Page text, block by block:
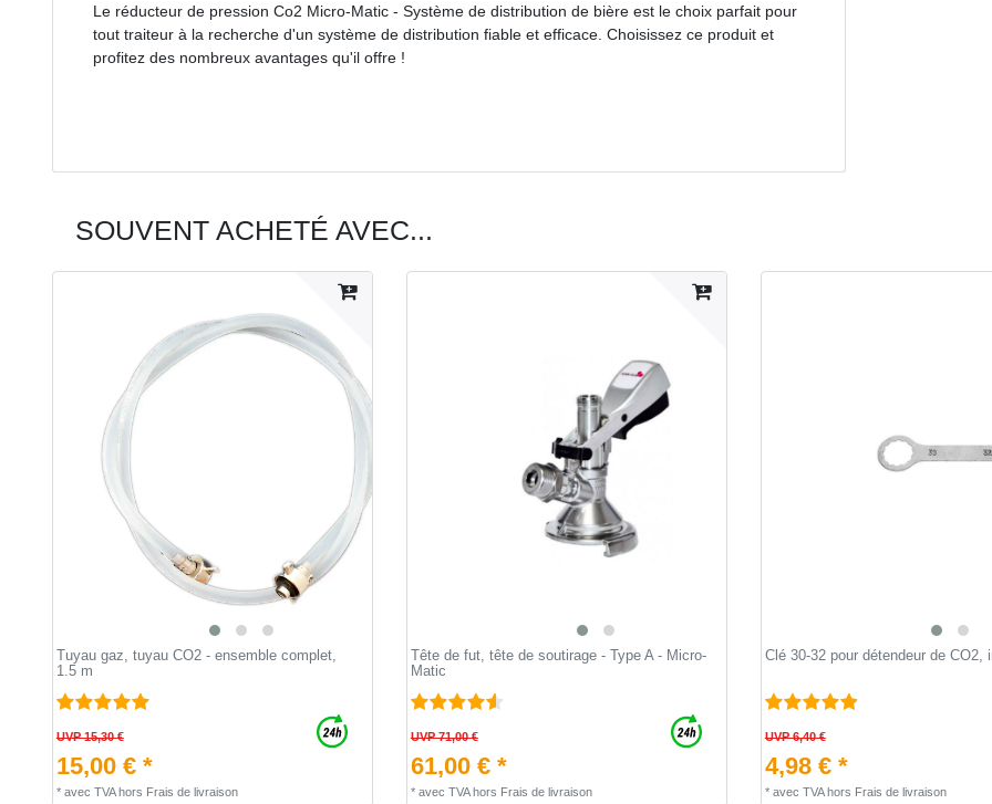
Le réducteur de pression Co2 Micro-Matic - Système de distribution de bière est le choix parfait pour
tout traiteur à la recherche d'un système de distribution fiable et efficace. Choisissez ce produit et
profitez des nombreux avantages qu'il offre !
SOUVENT ACHETÉ AVEC...
Tuyau gaz, tuyau CO2 - ensemble complet,
1.5 m
UVP 15,30 €
15,00 € *
* avec TVAhors Frais de livraison
Tête de fut, tête de soutirage - Type A - Micro-
Matic
UVP 71,00 €
61,00 € *
* avec TVAhors Frais de livraison
Clé 30-32 pour détendeur de CO2,
UVP 6,40 €
4,98 € *
* avec TVAhors Frais de livraison